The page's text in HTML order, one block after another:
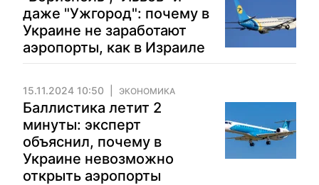
даже "Ужгород": почему в
Украине не заработают
аэропорты, как в Израиле
15.11.2024 10:50 ЭКОНОМИКА
Баллистика летит 2
минуты: эксперт
объяснил, почему в
Украине невозможно
открыть аэропорты